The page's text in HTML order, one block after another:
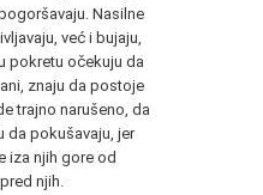
Nasilne
već i bujaju,
pokretu očekuju da
znaju da postoje
trajno narušeno, da
da pokušavaju, jer
iza njih gore od
njih.